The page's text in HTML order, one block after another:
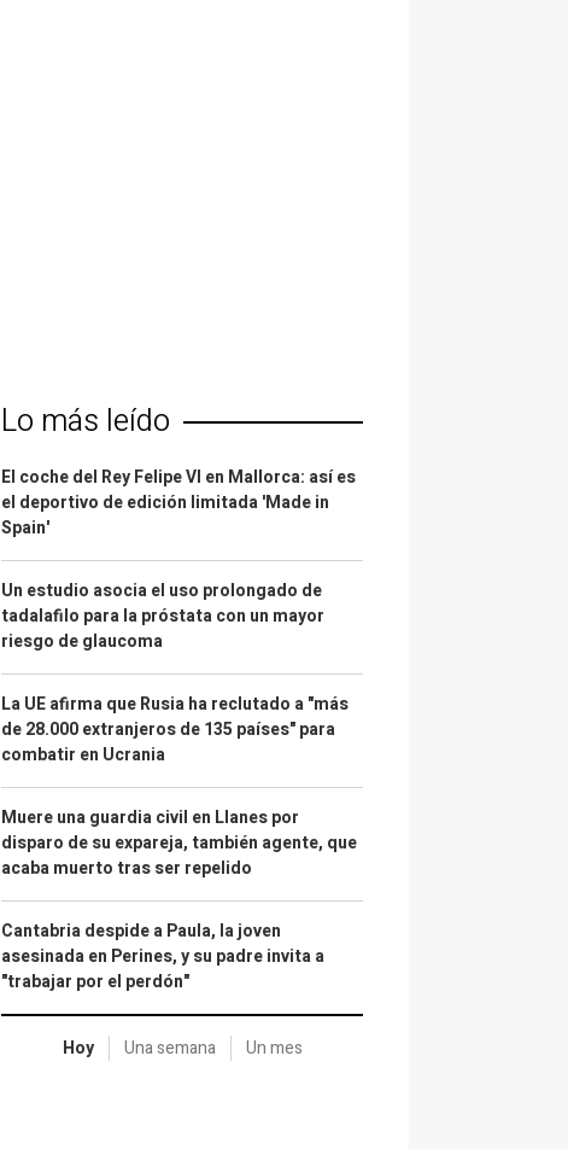
Lo más leído
El coche del Rey Felipe VI en Mallorca: así es
el deportivo de edición limitada 'Made in
Spain'
Un estudio asocia el uso prolongado de
tadalafilo para la próstata con un mayor
riesgo de glaucoma
La UE afirma que Rusia ha reclutado a "más
de 28.000 extranjeros de 135 países" para
combatir en Ucrania
Muere una guardia civil en Llanes por
disparo de su expareja, también agente, que
acaba muerto tras ser repelido
Cantabria despide a Paula, la joven
asesinada en Perines, y su padre invita a
"trabajar por el perdón"
Hoy Una semana Un mes